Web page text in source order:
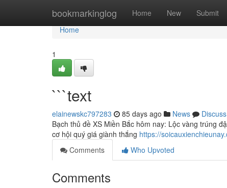
bookmarkinglog Home New Submit
Home
Home
1
```text
elainewskc797283 85 days ago News
Discuss
Bạch thủ đề XS Miền Bắc hôm nay: Lộc vàng trúng
cơ hội quý giá giành thắng https://
Comments
Who Upvoted
Comments